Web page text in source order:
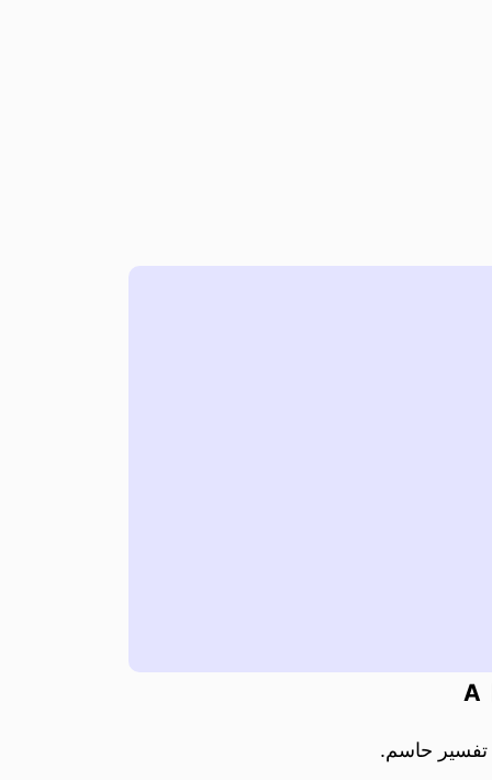
A
تفسير حاسم.